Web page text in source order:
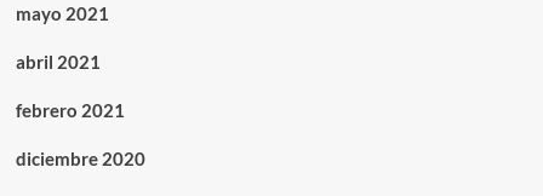
mayo 2021
abril 2021
febrero 2021
diciembre 2020